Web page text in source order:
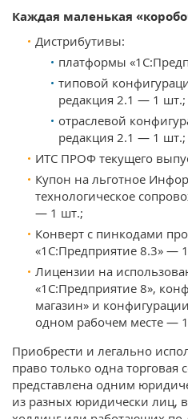
Каждая маленькая
Дистрибутивы:
платформы
типовой
редакция 2.1 — 1 шт.;
отраслевой
редакция 2.1 — 1 шт.;
ИТС ПРОФ текущего
Купон на льготное
технологическое
— 1 шт.;
Конверт с пинкодами
«1С:Предприятие 8.3» —
Лицензии на
«1С:Предприятие 8»,
магазин» и
одном рабочем месте —
Приобрести и легально
право только одна торговая
представлена одним
из разных юридически лиц,